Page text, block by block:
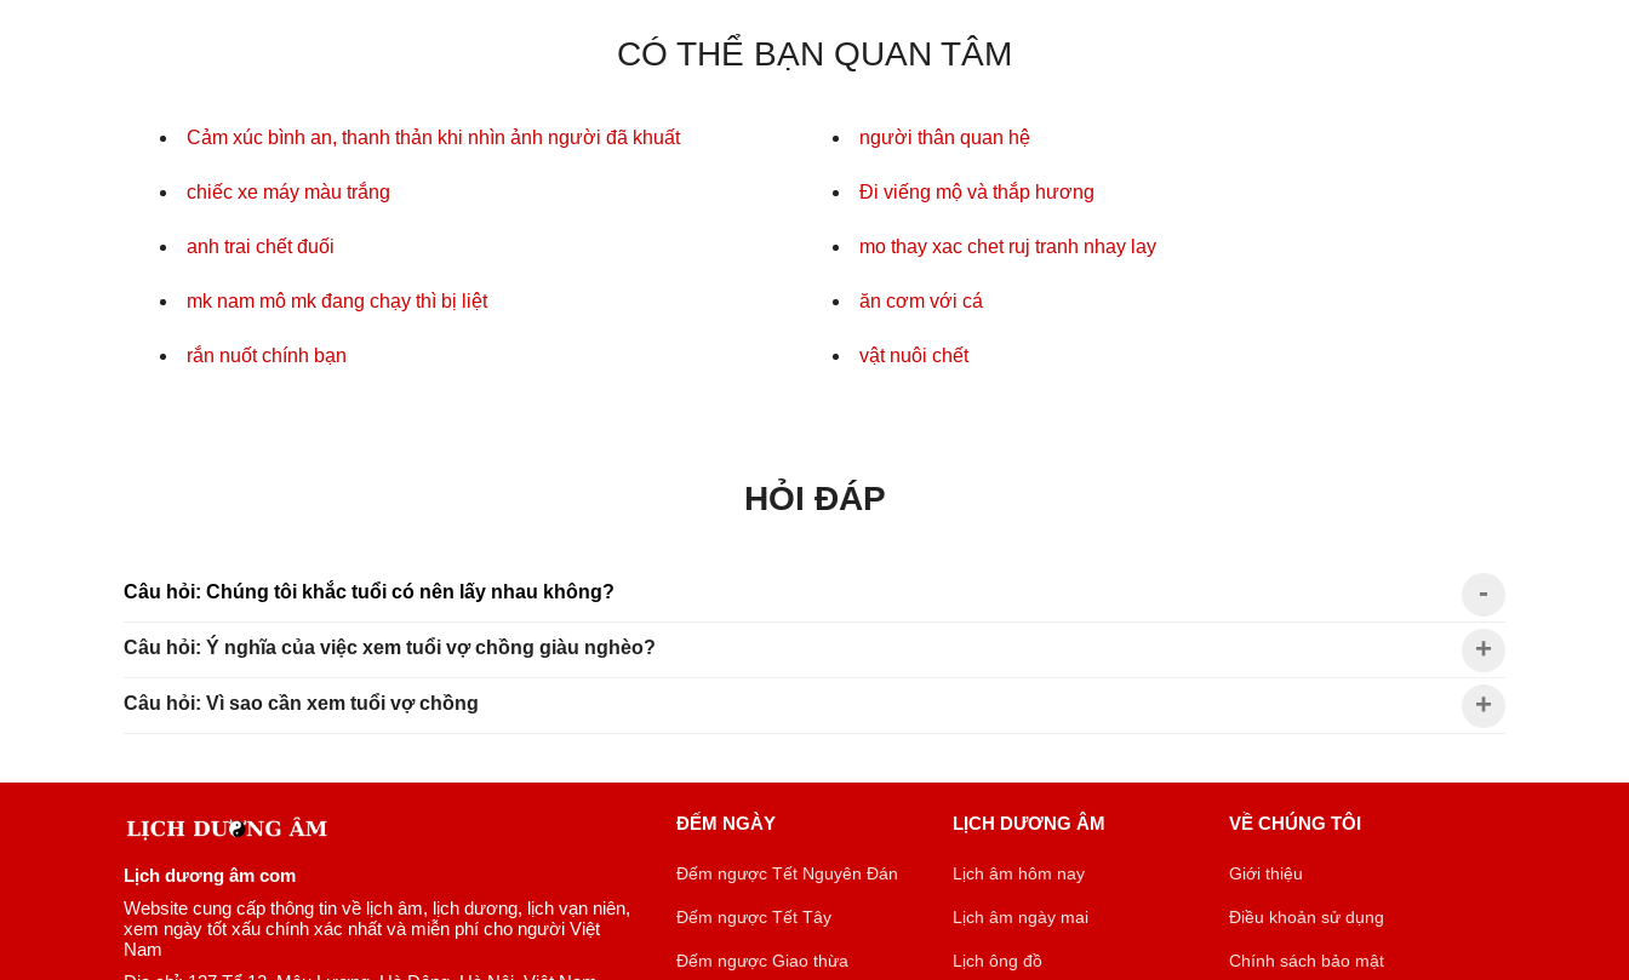
CÓ THỂ BẠN QUAN TÂM
Cảm xúc bình an, thanh thản khi nhìn ảnh người đã khuất
chiếc xe máy màu trắng
anh trai chết đuối
mk nam mô mk đang chạy thì bị liệt
rắn nuốt chính bạn
người thân quan hệ
Đi viếng mộ và thắp hương
mo thay xac chet ruj tranh nhay lay
ăn cơm với cá
vật nuôi chết
HỎI ĐÁP
Câu hỏi: Chúng tôi khắc tuổi có nên lấy nhau không?
Câu hỏi: Ý nghĩa của việc xem tuổi vợ chồng giàu nghèo?
Câu hỏi: Vì sao cần xem tuổi vợ chồng
Lịch dương âm com
Website cung cấp thông tin về lịch âm, lịch dương, lịch vạn niên,
xem ngày tốt xấu chính xác nhất và miễn phí cho người Việt
Nam
ĐẾM NGÀY
Đếm ngược Tết Nguyên Đán
Đếm ngược Tết Tây
Đếm ngược Giao thừa
LỊCH DƯƠNG ÂM
Lịch âm hôm nay
Lịch âm ngày mai
Lịch ông đồ
VỀ CHÚNG TÔI
Giới thiệu
Điều khoản sử dụng
Chính sách bảo mật